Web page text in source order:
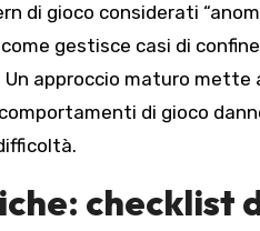
di gioco considerati
gestisce casi di
approccio maturo
di gioco
checklist